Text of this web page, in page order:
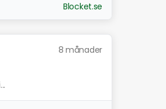
Blocket.se
8 månader